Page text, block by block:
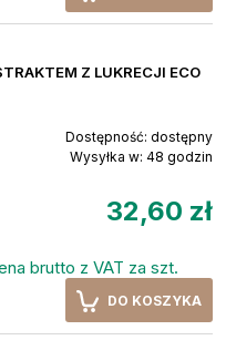
Z LUKRECJI ECO
Dostępność: dostępny
Wysyłka w: 48 godzin
32,60 zł
brutto z VAT za szt.
DO KOSZYKA